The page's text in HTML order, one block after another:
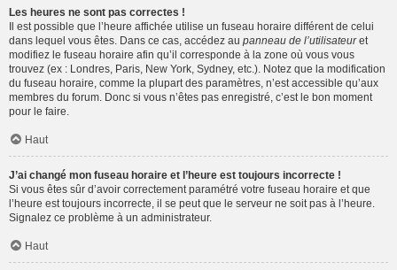
Les heures ne sont pas correctes !
Il est possible que l’heure affichée utilise un fuseau horaire différent de celui
dans lequel vous êtes. Dans ce cas, accédez au panneau de l’utilisateuret
modifiez le fuseau horaire afin qu’il corresponde à la zone où vous vous
trouvez (ex : Londres, Paris, New York, Sydney, etc.). Notez que la modification
du fuseau horaire, comme la plupart des paramètres, n’est accessible qu’aux
membres du forum. Donc si vous n’êtes pas enregistré, c’est le bon moment
pour le faire.
Haut
J’ai changé mon fuseau horaire et l’heure est toujours incorrecte !
Si vous êtes sûr d’avoir correctement paramétré votre fuseau horaire et que
l’heure est toujours incorrecte, il se peut que le serveur ne soit pas à l’heure.
Signalez ce problème à un administrateur.
Haut